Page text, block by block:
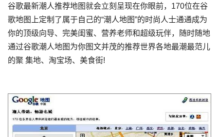
谷歌最新潮人推荐地图就会立刻呈现在你眼前，170位在谷
歌地图上定制了属于自己的“潮人地图”的时尚人士通通成为
你的顶级向导、完美闺蜜、营养老师和超级玩伴，随时随地
通过谷歌潮人地图为你图文并茂的推荐世界各地最潮最范儿
的聚 集地、淘宝场、美食街!